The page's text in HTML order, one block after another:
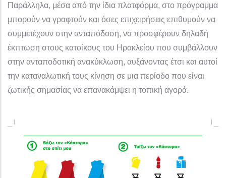
Παράλληλα, μέσα από την ίδια πλατφόρμα, στο πρόγραμμα
μπορούν να γραφτούν και όσες επιχειρήσεις επιθυμούν να
συμμετέχουν στην ανταπόδοση, να προσφέρουν δηλαδή
έκπτωση στους κατοίκους του Ηρακλείου που συμβάλλουν
στην ανταποδοτική ανακύκλωση, αυξάνοντας έτσι και αυτοί
την καταναλωτική τους κίνηση σε μια περίοδο που είναι
ζωτικής σημασίας να επανακάμψει η τοπική αγορά.